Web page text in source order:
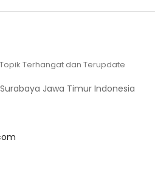
Terhangat dan Terupdate
Jawa Timur Indonesia